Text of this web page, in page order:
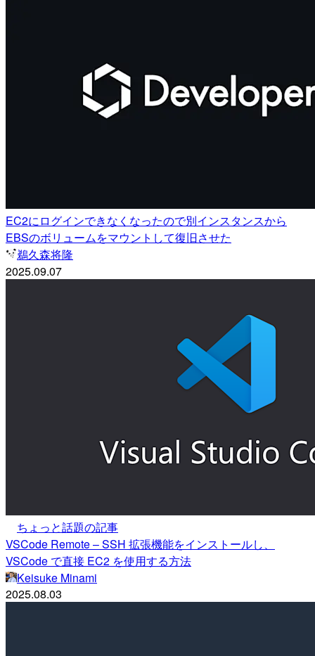
EC2にログインできなくなったので別インスタンスから
EBSのボリュームをマウントして復旧させた
鵜久森将隆
2025.09.07
ちょっと話題の記事
VSCode Remote – SSH 拡張機能をインストールし、
VSCode で直接 EC2 を使用する方法
Keisuke Minami
2025.08.03